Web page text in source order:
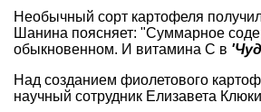
Необычный сорт картофеля
Шанина поясняет: "Суммарное
обыкновенном. И витамина С в
Над созданием фиолетового
научный сотрудник Елизавета